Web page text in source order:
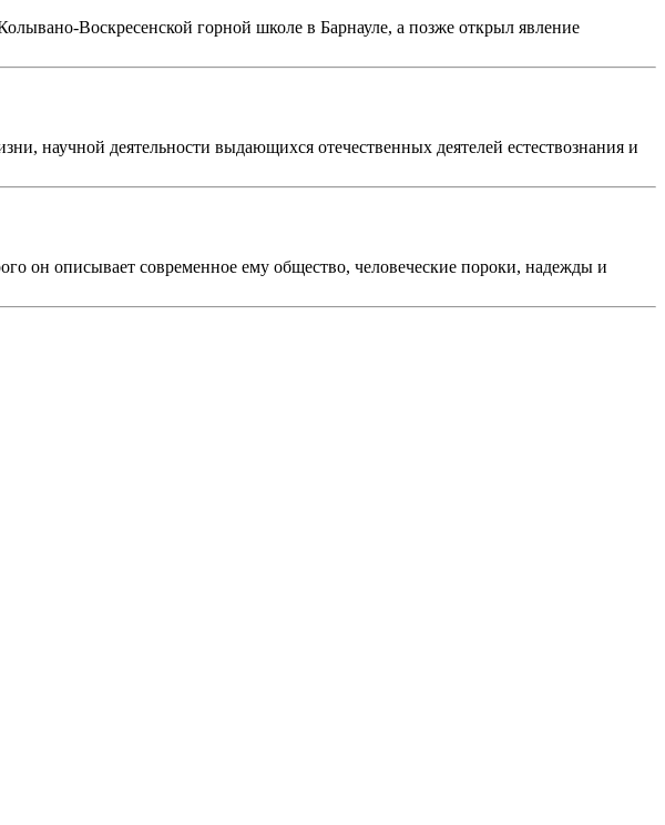
Воскресенской горной школе в Барнауле, а позже открыл явление
научной деятельности выдающихся отечественных деятелей естествознания и
он описывает современное ему общество, человеческие пороки, надежды и